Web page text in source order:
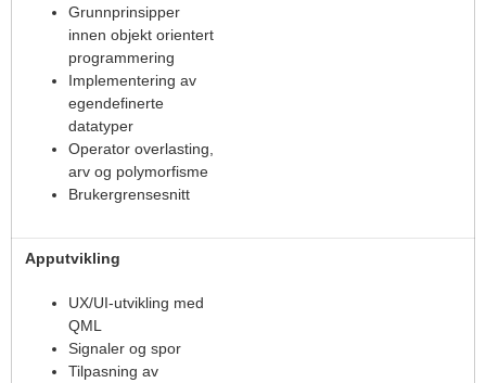
Grunnprinsipper
innen objekt orientert
programmering
Implementering av
egendefinerte
datatyper
Operator overlasting,
arv og polymorfisme
Brukergrensesnitt
Apputvikling
UX/UI-utvikling med
QML
Signaler og spor
Tilpasning av